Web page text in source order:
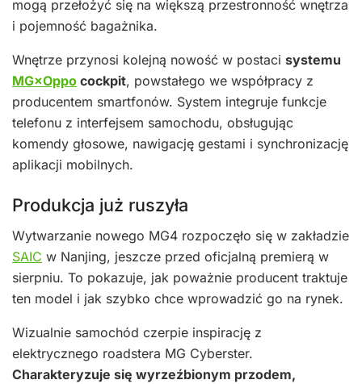
mogą przełożyć się na większą przestronność wnętrza
i pojemność bagażnika.
Wnętrze przynosi kolejną nowość w postaci systemu
MG×Oppo cockpit, powstałego we współpracy z
producentem smartfonów. System integruje funkcje
telefonu z interfejsem samochodu, obsługując
komendy głosowe, nawigację gestami i synchronizację
aplikacji mobilnych.
Produkcja już ruszyła
Wytwarzanie nowego MG4 rozpoczęło się w zakładzie
SAIC w Nanjing, jeszcze przed oficjalną premierą w
sierpniu. To pokazuje, jak poważnie producent traktuje
ten model i jak szybko chce wprowadzić go na rynek.
Wizualnie samochód czerpie inspirację z
elektrycznego roadstera MG Cyberster.
Charakteryzuje się wyrzeźbionym przodem,